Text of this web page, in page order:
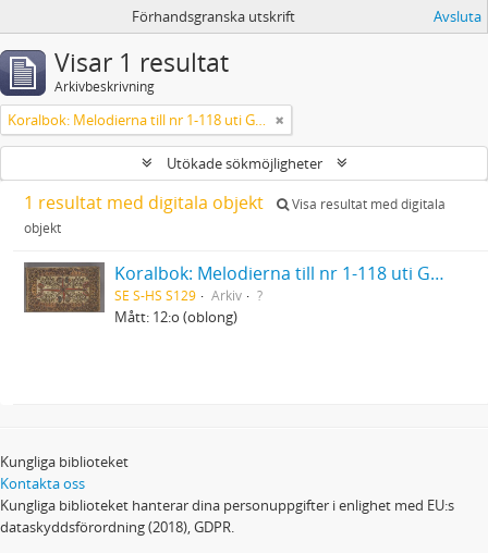
Förhandsgranska utskrift Avsluta
Visar 1 resultat
Arkivbeskrivning
Koralbok: Melodierna till nr 1-118 uti Gamla Psalmboken, enstämmigt satta
Utökade sökmöjligheter
1 resultat med digitala objekt
Visa resultat med digitala
objekt
Koralbok: Melodierna till nr 1-118 uti Gamla Psalmboken, enstämmigt satta
SE S-HS S129 Arkiv ?
Mått: 12:o (oblong)
Kungliga biblioteket
Kontakta oss
Kungliga biblioteket hanterar dina personuppgifter i enlighet med EU:s
dataskyddsförordning (2018), GDPR.